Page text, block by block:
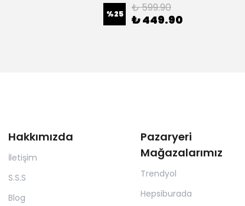
%25 ₺ 599.90
₺ 449.90
Hakkımızda
İletişim
S.S.S
Blog
Pazaryeri
Mağazalarımız
Trendyol
Hepsiburada